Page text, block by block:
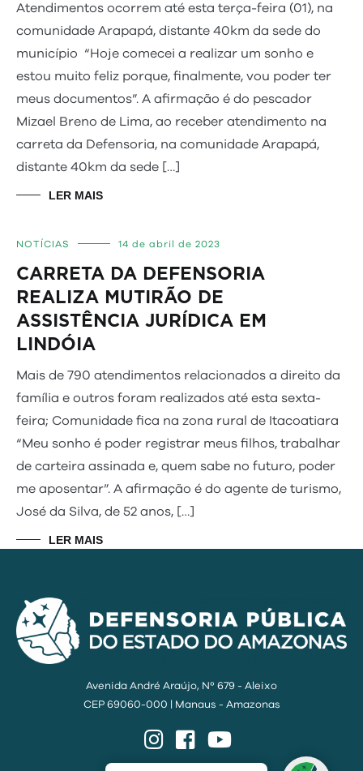
Atendimentos ocorrem até esta terça-feira (01), na
comunidade Arapapá, distante 40km da sede do
município “Hoje comecei a realizar um sonho e
estou muito feliz porque, finalmente, vou poder ter
meus documentos”. A afirmação é do pescador
Mizael Breno de Lima, ao receber atendimento na
carreta da Defensoria, na comunidade Arapapá,
distante 40km da sede […]
LER MAIS
NOTÍCIAS 14 de abril de 2023
CARRETA DA DEFENSORIA
REALIZA MUTIRÃO DE
ASSISTÊNCIA JURÍDICA EM
LINDÓIA
Mais de 790 atendimentos relacionados a direito da
família e outros foram realizados até esta sexta-
feira; Comunidade fica na zona rural de Itacoatiara
“Meu sonho é poder registrar meus filhos, trabalhar
de carteira assinada e, quem sabe no futuro, poder
me aposentar”. A afirmação é do agente de turismo,
José da Silva, de 52 anos, […]
LER MAIS
Avenida André Araújo, Nº 679 - Aleixo
CEP 69060-000 | Manaus - Amazonas
InstagramFacebook